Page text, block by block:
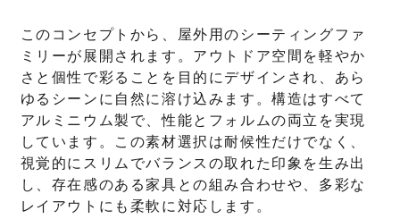
このコンセプトから、屋外用のシーティングファ
ミリーが展開されます。アウトドア空間を軽やか
さと個性で彩ることを目的にデザインされ、あら
ゆるシーンに自然に溶け込みます。構造はすべて
アルミニウム製で、性能とフォルムの両立を実現
しています。この素材選択は耐候性だけでなく、
視覚的にスリムでバランスの取れた印象を生み出
し、存在感のある家具との組み合わせや、多彩な
レイアウトにも柔軟に対応します。